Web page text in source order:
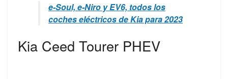
e-Soul, e-Niro y EV6, todos los
coches eléctricos de Kia para 2023
Kia Ceed Tourer PHEV